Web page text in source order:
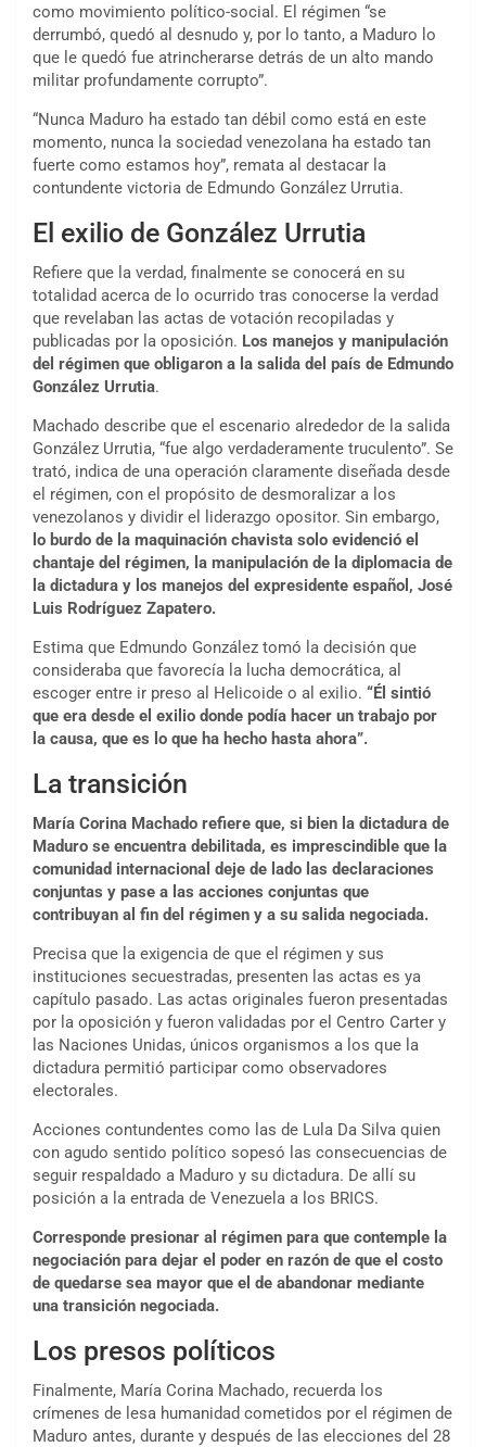
como movimiento político-social. El régimen “se
derrumbó, quedó al desnudo y, por lo tanto, a Maduro lo
que le quedó fue atrincherarse detrás de un alto mando
militar profundamente corrupto”.
“Nunca Maduro ha estado tan débil como está en este
momento, nunca la sociedad venezolana ha estado tan
fuerte como estamos hoy”, remata al destacar la
contundente victoria de Edmundo González Urrutia.
El exilio de González Urrutia
Refiere que la verdad, finalmente se conocerá en su
totalidad acerca de lo ocurrido tras conocerse la verdad
que revelaban las actas de votación recopiladas y
publicadas por la oposición. Los manejos y manipulación
del régimen que obligaron a la salida del país de Edmundo
González Urrutia.
Machado describe que el escenario alrededor de la salida
González Urrutia, “fue algo verdaderamente truculento”. Se
trató, indica de una operación claramente diseñada desde
el régimen, con el propósito de desmoralizar a los
venezolanos y dividir el liderazgo opositor. Sin embargo,
lo burdo de la maquinación chavista solo evidenció el
chantaje del régimen, la manipulación de la diplomacia de
la dictadura y los manejos del expresidente español, José
Luis Rodríguez Zapatero.
Estima que Edmundo González tomó la decisión que
consideraba que favorecía la lucha democrática, al
escoger entre ir preso al Helicoide o al exilio. “Él sintió
que era desde el exilio donde podía hacer un trabajo por
la causa, que es lo que ha hecho hasta ahora”.
La transición
María Corina Machado refiere que, si bien la dictadura de
Maduro se encuentra debilitada, es imprescindible que la
comunidad internacional deje de lado las declaraciones
conjuntas y pase a las acciones conjuntas que
contribuyan al fin del régimen y a su salida negociada.
Precisa que la exigencia de que el régimen y sus
instituciones secuestradas, presenten las actas es ya
capítulo pasado. Las actas originales fueron presentadas
por la oposición y fueron validadas por el Centro Carter y
las Naciones Unidas, únicos organismos a los que la
dictadura permitió participar como observadores
electorales.
Acciones contundentes como las de Lula Da Silva quien
con agudo sentido político sopesó las consecuencias de
seguir respaldado a Maduro y su dictadura. De allí su
posición a la entrada de Venezuela a los BRICS.
Corresponde presionar al régimen para que contemple la
negociación para dejar el poder en razón de que el costo
de quedarse sea mayor que el de abandonar mediante
una transición negociada.
Los presos políticos
Finalmente, María Corina Machado, recuerda los
crímenes de lesa humanidad cometidos por el régimen de
Maduro antes, durante y después de las elecciones del 28